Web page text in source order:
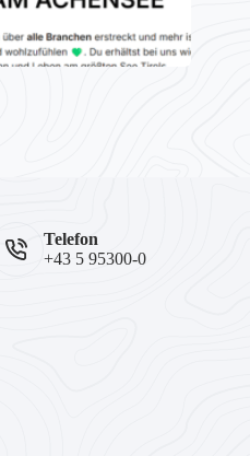
Telefon
+43 5 95300-0